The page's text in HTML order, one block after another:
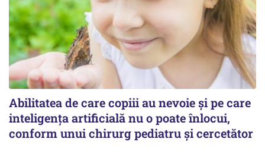
Abilitatea de care copiii au nevoie și pe care
inteligența artificială nu o poate înlocui,
conform unui chirurg pediatru și cercetător